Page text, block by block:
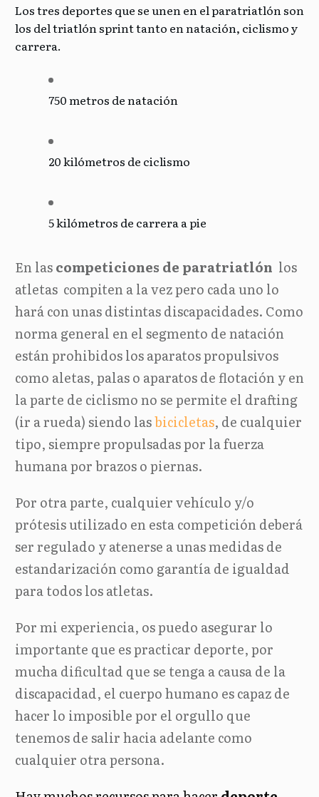
Los tres deportes que se unen en el paratriatlón son
los del triatlón sprint tanto en natación, ciclismo y
carrera.
750 metros de natación
20 kilómetros de ciclismo
5 kilómetros de carrera a pie
En lascompeticiones de paratriatlón los
atletas compiten a la vez pero cada uno lo
hará con unas distintas discapacidades. Como
norma general en el segmento de natación
están prohibidos los aparatos propulsivos
como aletas, palas o aparatos de flotación y en
la parte de ciclismo no se permite el drafting
(ir a rueda) siendo lasbicicletas, de cualquier
tipo, siempre propulsadas por la fuerza
humana por brazos o piernas.
Por otra parte, cualquier vehículo y/o
prótesis utilizado en esta competición deberá
ser regulado y atenerse a unas medidas de
estandarización como garantía de igualdad
para todos los atletas.
Por mi experiencia, os puedo asegurar lo
importante que es practicar deporte, por
mucha dificultad que se tenga a causa de la
discapacidad, el cuerpo humano es capaz de
hacer lo imposible por el orgullo que
tenemos de salir hacia adelante como
cualquier otra persona.